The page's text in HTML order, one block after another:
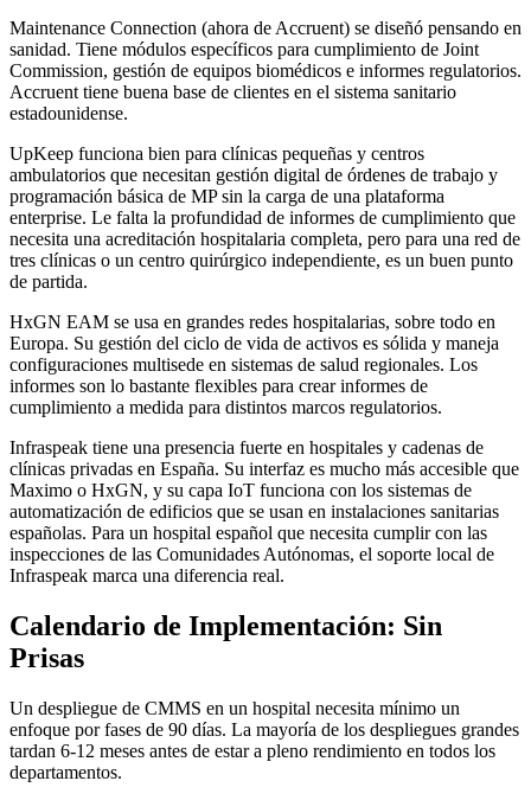
Maintenance Connection (ahora de Accruent) se diseñó pensando en
sanidad. Tiene módulos específicos para cumplimiento de Joint
Commission, gestión de equipos biomédicos e informes regulatorios.
Accruent tiene buena base de clientes en el sistema sanitario
estadounidense.
UpKeep funciona bien para clínicas pequeñas y centros
ambulatorios que necesitan gestión digital de órdenes de trabajo y
programación básica de MP sin la carga de una plataforma
enterprise. Le falta la profundidad de informes de cumplimiento que
necesita una acreditación hospitalaria completa, pero para una red de
tres clínicas o un centro quirúrgico independiente, es un buen punto
de partida.
HxGN EAM se usa en grandes redes hospitalarias, sobre todo en
Europa. Su gestión del ciclo de vida de activos es sólida y maneja
configuraciones multisede en sistemas de salud regionales. Los
informes son lo bastante flexibles para crear informes de
cumplimiento a medida para distintos marcos regulatorios.
Infraspeak tiene una presencia fuerte en hospitales y cadenas de
clínicas privadas en España. Su interfaz es mucho más accesible que
Maximo o HxGN, y su capa IoT funciona con los sistemas de
automatización de edificios que se usan en instalaciones sanitarias
españolas. Para un hospital español que necesita cumplir con las
inspecciones de las Comunidades Autónomas, el soporte local de
Infraspeak marca una diferencia real.
Calendario de Implementación: Sin
Prisas
Un despliegue de CMMS en un hospital necesita mínimo un
enfoque por fases de 90 días. La mayoría de los despliegues grandes
tardan 6-12 meses antes de estar a pleno rendimiento en todos los
departamentos.